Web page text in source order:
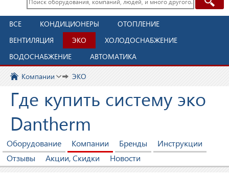
ВСЕ КОНДИЦИОНЕРЫ
ОТОПЛЕНИЕ
ВЕНТИЛЯЦИЯ
ЭКО
ХОЛОДОСНАБЖЕНИЕ
ВОДОСНАБЖЕНИЕ
АВТОМАТИКА
Компании ЭКО
Где купить систему эко
Dantherm
Оборудование Компании Бренды
Инструкции
Отзывы
Акции, Скидки Новости